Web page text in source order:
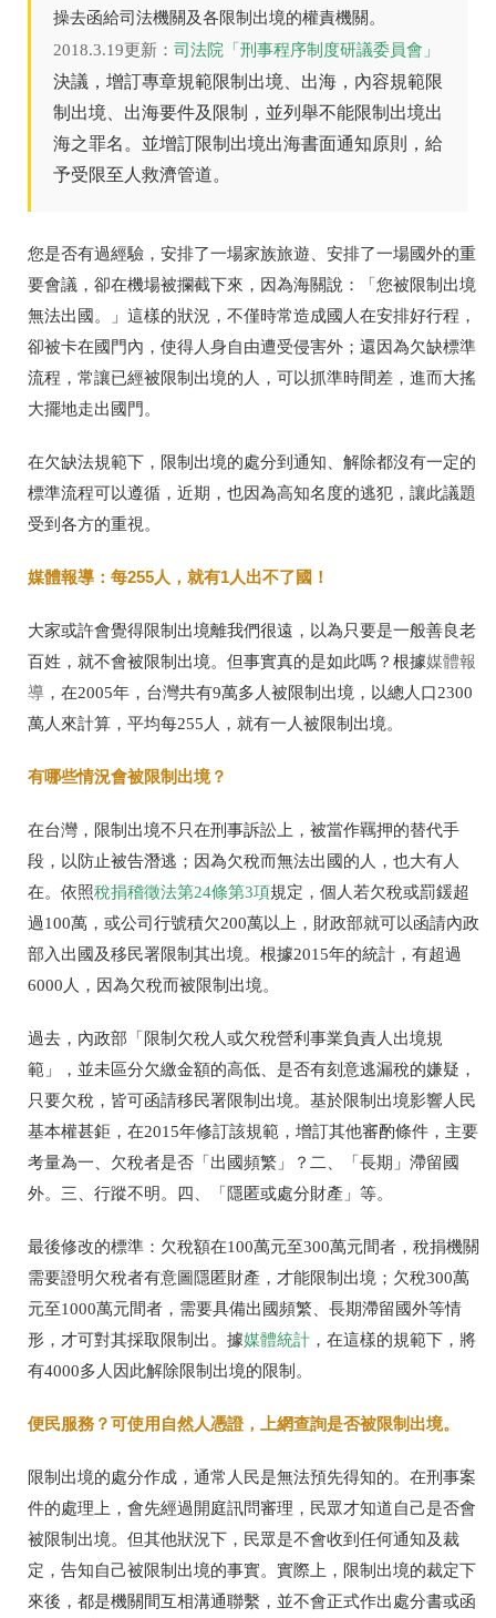
操去函給司法機關及各限制出境的權責機關。
2018.3.19更新： 司法院「刑事程序制度研議委員會」
決議，增訂專章規範限制出境、出海，內容規範限
制出境、出海要件及限制，並列舉不能限制出境出
海之罪名。並增訂限制出境出海書面通知原則，給
予受限至人救濟管道。
您是否有過經驗，安排了一場家族旅遊、安排了一場國外的重
要會議，卻在機場被攔截下來，因為海關說：「您被限制出境
無法出國。」這樣的狀況，不僅時常造成國人在安排好行程，
卻被卡在國門內，使得人身自由遭受侵害外；還因為欠缺標準
流程，常讓已經被限制出境的人，可以抓準時間差，進而大搖
大擺地走出國門。
在欠缺法規範下，限制出境的處分到通知、解除都沒有一定的
標準流程可以遵循，近期，也因為高知名度的逃犯，讓此議題
受到各方的重視。
媒體報導：每255人，就有1人出不了國！
大家或許會覺得限制出境離我們很遠，以為只要是一般善良老
百姓，就不會被限制出境。但事實真的是如此嗎？根據媒體報
導 ，在2005年，台灣共有9萬多人被限制出境，以總人口2300
萬人來計算，平均每255人，就有一人被限制出境。
有哪些情況會被限制出境？
在台灣，限制出境不只在刑事訴訟上，被當作羈押的替代手
段，以防止被告潛逃；因為欠稅而無法出國的人，也大有人
在。依照稅捐稽徵法第24條第3項規定，個人若欠稅或罰鍰超
過100萬，或公司行號積欠200萬以上，財政部就可以函請內政
部入出國及移民署限制其出境。根據2015年的統計，有超過
6000人，因為欠稅而被限制出境。
過去，內政部「限制欠稅人或欠稅營利事業負責人出境規
範」，並未區分欠繳金額的高低、是否有刻意逃漏稅的嫌疑，
只要欠稅，皆可函請移民署限制出境。基於限制出境影響人民
基本權甚鉅，在2015年修訂該規範，增訂其他審酌條件，主要
考量為一、欠稅者是否「出國頻繁」？二、「長期」滯留國
外。三、行蹤不明。四、「隱匿或處分財產」等。
最後修改的標準：欠稅額在100萬元至300萬元間者，稅捐機關
需要證明欠稅者有意圖隱匿財產，才能限制出境；欠稅300萬
元至1000萬元間者，需要具備出國頻繁、長期滯留國外等情
形，才可對其採取限制出。據媒體統計 ，在這樣的規範下，將
有4000多人因此解除限制出境的限制。
便民服務？可使用自然人憑證，上網查詢是否被限制出境。
限制出境的處分作成，通常人民是無法預先得知的。在刑事案
件的處理上，會先經過開庭訊問審理，民眾才知道自己是否會
被限制出境。但其他狀況下，民眾是不會收到任何通知及裁
定，告知自己被限制出境的事實。實際上，限制出境的裁定下
來後，都是機關間互相溝通聯繫，並不會正式作出處分書或函